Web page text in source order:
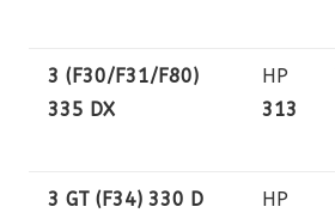
3 (F30/F31/F80)
335 DX
HP
313
3 GT (F34) 330 D
HP